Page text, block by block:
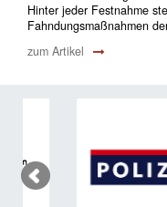
Hinter jeder Festnahme
Fahndungsmaßnahmen
zum Artikel